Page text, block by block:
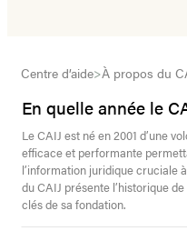
Centre d’aide>À propos du
En quelle année le
Le CAIJ est né en 2001 d’une
efficace et performante
l’information juridique cruciale
du CAIJ présente l’historique
clés de sa fondation.